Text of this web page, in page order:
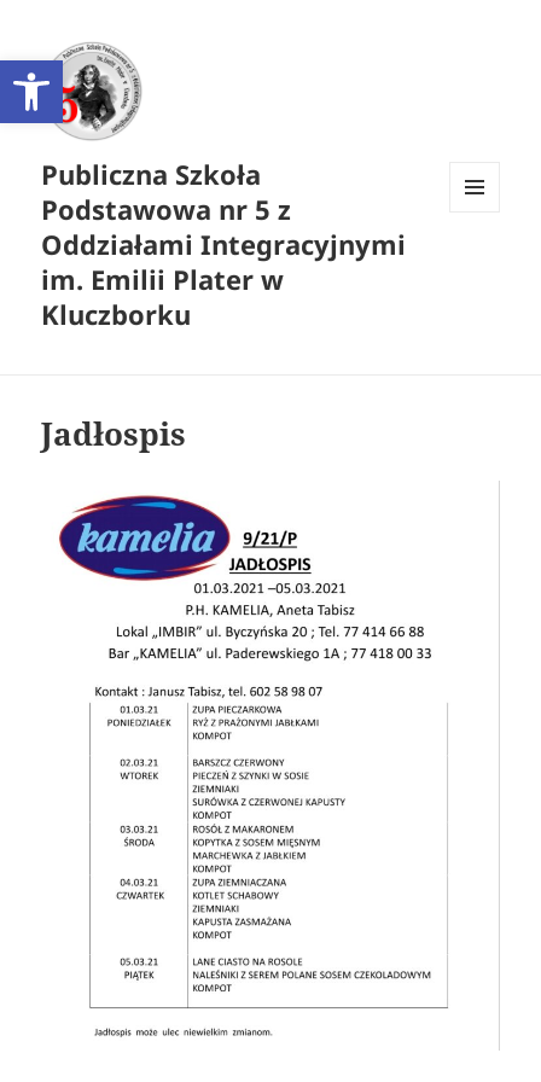
Otwórz pasek narzędzi
Publiczna Szkoła
Podstawowa nr 5 z
Oddziałami Integracyjnymi
im. Emilii Plater w
Kluczborku
Jadłospis